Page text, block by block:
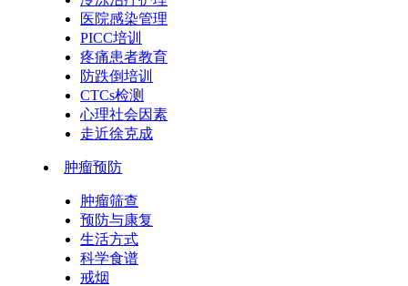
医院感染管理
PICC培训
疼痛患者教育
防跌倒培训
CTCs检测
心理社会因素
走近徐克成
肿瘤预防
肿瘤筛查
预防与康复
生活方式
科学食谱
戒烟